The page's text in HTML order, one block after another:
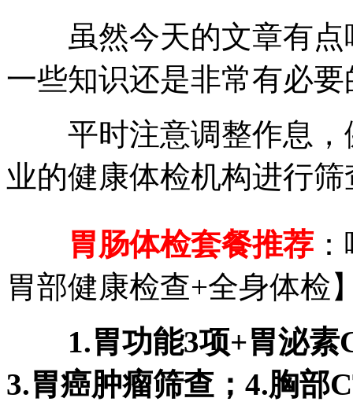
虽然今天的文章有点
一些知识还是非常有必要
平时注意调整作息，
业的健康体检机构进行
胃肠体检套餐推荐：
胃部健康检查+全身体检
1.胃功能3项+胃泌素
3.胃癌肿瘤筛查；4.胸部